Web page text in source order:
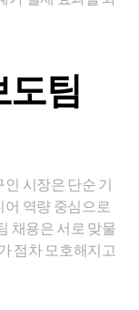
도팀
시장은 단순 기
역량 중심으로
채용은 서로 맞물
점차 모호해지고